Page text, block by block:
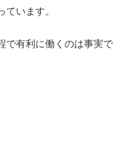
います。
で有利に働くのは事実で